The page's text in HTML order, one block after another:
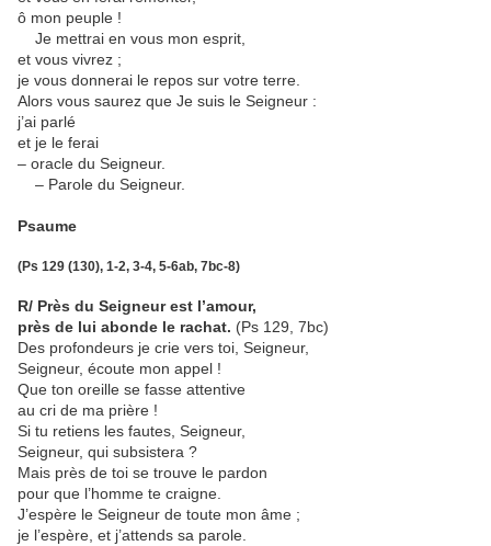
ô mon peuple !
Je mettrai en vous mon esprit,
et vous vivrez ;
je vous donnerai le repos sur votre terre.
Alors vous saurez que Je suis le Seigneur :
j’ai parlé
et je le ferai
– oracle du Seigneur.
– Parole du Seigneur.
Psaume
(Ps 129 (130), 1-2, 3-4, 5-6ab, 7bc-8)
R/ Près du Seigneur est l’amour,
près de lui abonde le rachat. (Ps 129, 7bc)
Des profondeurs je crie vers toi, Seigneur,
Seigneur, écoute mon appel !
Que ton oreille se fasse attentive
au cri de ma prière !
Si tu retiens les fautes, Seigneur,
Seigneur, qui subsistera ?
Mais près de toi se trouve le pardon
pour que l’homme te craigne.
J’espère le Seigneur de toute mon âme ;
je l’espère, et j’attends sa parole.